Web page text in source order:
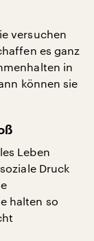
versuchen
es ganz
in
können sie
Leben
Druck
halten so